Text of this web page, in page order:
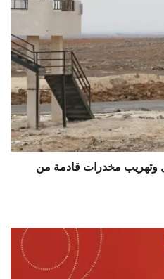
وتهريب مخدرات قادمة من